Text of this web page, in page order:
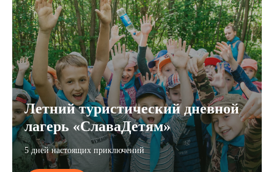
Летний туристический дневной
лагерь «СлаваДетям»
5 дней настоящих приключений